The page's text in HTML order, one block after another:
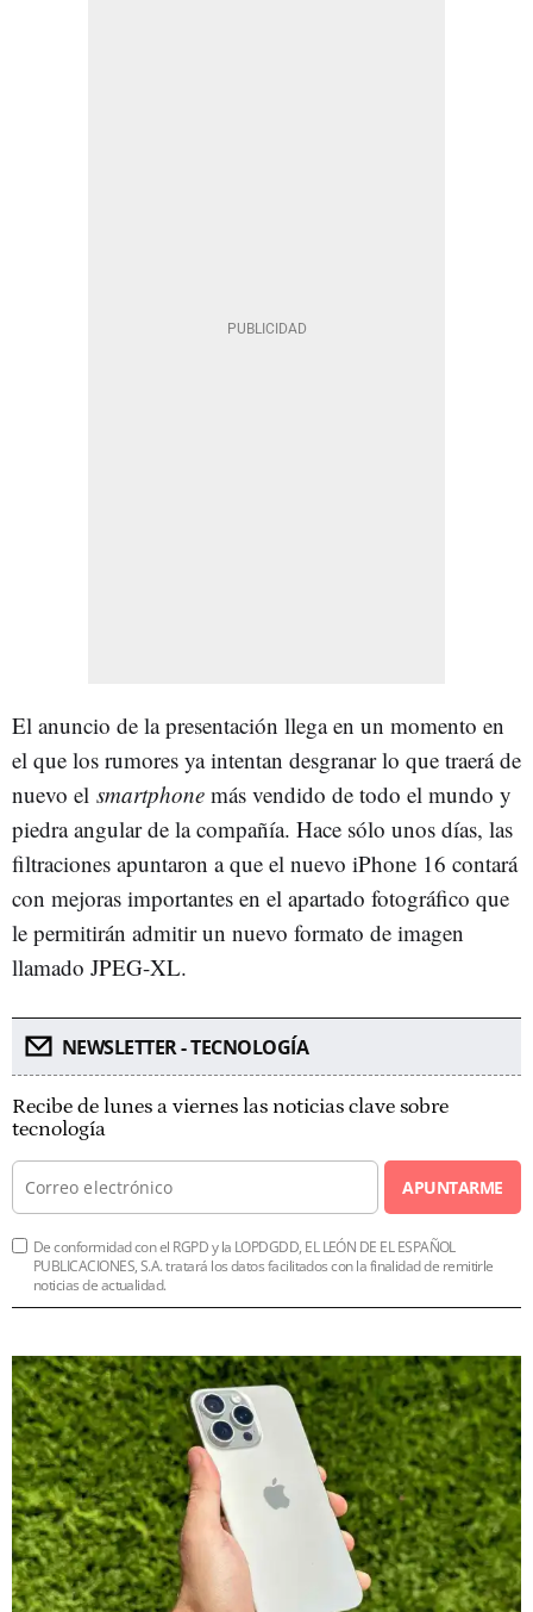
El anuncio de la presentación llega en un momento en
el que los rumores ya intentan desgranar lo que traerá de
nuevo el smartphone más vendido de todo el mundo y
piedra angular de la compañía. Hace sólo unos días, las
filtraciones apuntaron a que el nuevo iPhone 16 contará
con mejoras importantes en el apartado fotográfico que
le permitirán admitir un nuevo formato de imagen
llamado JPEG-XL.
NEWSLETTER - TECNOLOGÍA
Recibe de lunes a viernes las noticias clave sobre
tecnología
APUNTARME
De conformidad con el RGPD y la LOPDGDD, EL LEÓN DE EL ESPAÑOL
PUBLICACIONES, S.A. tratará los datos facilitados con la finalidad de remitirle
noticias de actualidad.